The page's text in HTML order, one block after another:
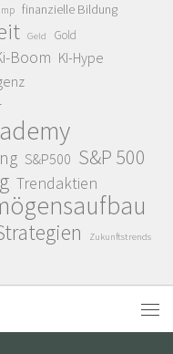
finanzielle Bildung
Geld Gold
Boom KI-Hype
S&P500 S&P 500
Trendaktien
Zukunftstrends